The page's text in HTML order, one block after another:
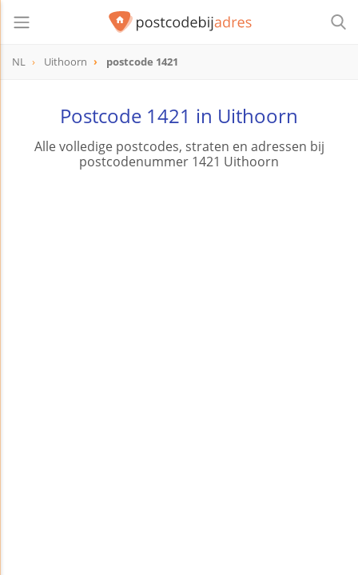
NL Uithoorn postcode 1421
Postcode 1421 in Uithoorn
Alle volledige postcodes, straten en adressen bij
postcodenummer 1421 Uithoorn